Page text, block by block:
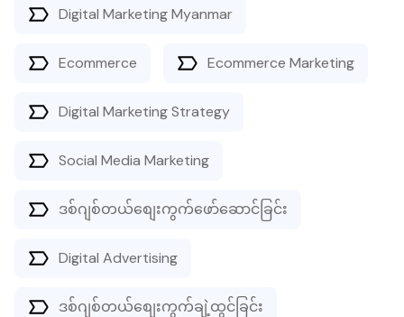
Digital Marketing Myanmar
Ecommerce Ecommerce Marketing
Digital Marketing Strategy
Social Media Marketing
ဒစ်ဂျစ်တယ်စျေးကွက်ဖော်ဆောင်ခြင်း
Digital Advertising
ဒစ်ဂျစ်တယ်စျေးကွက်ချဲ့ထွင်ခြင်း